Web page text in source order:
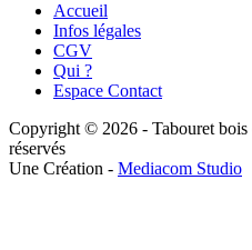
Accueil
Infos légales
CGV
Qui ?
Espace Contact
Copyright © 2026 - Tabouret
réservés
Une Création - Mediacom Studio